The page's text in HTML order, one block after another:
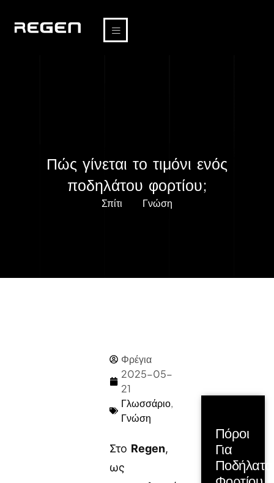
Πώς γίνεται το τιμόνι ενός
ποδηλάτου φορτίου;
Σπίτι Γνώση
Φρέγια
2025-05-
21
Γλωσσάριο,
Γνώση
Στο Regen,
ως
Πόροι
Για
Ποδήλατα